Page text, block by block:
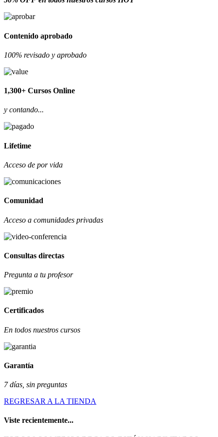
Contenido aprobado
100% revisado y aprobado
1,300+ Cursos Online
y contando...
Lifetime
Acceso de por vida
Comunidad
Acceso a comunidades privadas
Consultas directas
Pregunta a tu profesor
Certificados
En todos nuestros cursos
Garantía
7 días, sin preguntas
REGRESAR A LA TIENDA
Viste recientemente...